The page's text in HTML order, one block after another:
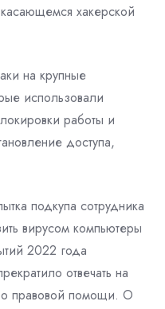
хакерской
на крупные
использовали
работы и
доступа,
подкупа сотрудника
вирусом компьютеры
2022 года
отвечать на
о правовой помощи. О